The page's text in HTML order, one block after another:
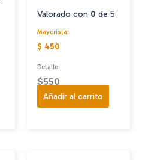
Valorado con 0 de 5
Mayorista:
$ 450
Detalle
$550
Añadir al carrito